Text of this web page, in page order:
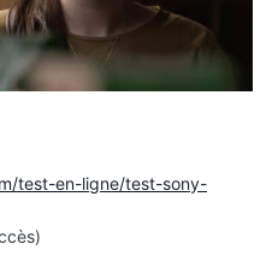
test-en-ligne/test-sony-